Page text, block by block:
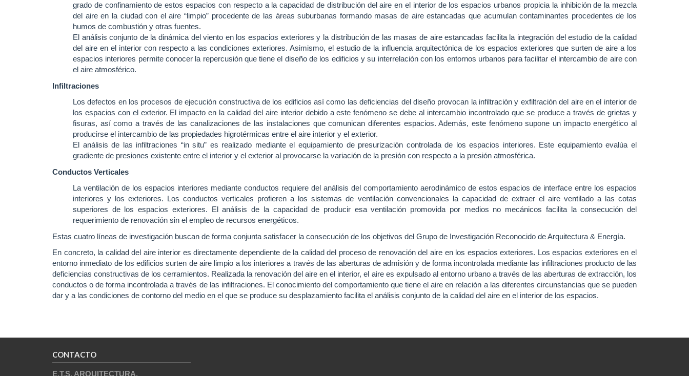
grado de confinamiento de estos espacios con respecto a la capacidad de distribución del aire en el interior de los espacios urbanos propicia la inhibición de la mezcla
del aire en la ciudad con el aire “limpio” procedente de las áreas suburbanas formando masas de aire estancadas que acumulan contaminantes procedentes de los
humos de combustión y otras fuentes.
El análisis conjunto de la dinámica del viento en los espacios exteriores y la distribución de las masas de aire estancadas facilita la integración del estudio de la calidad
del aire en el interior con respecto a las condiciones exteriores. Asimismo, el estudio de la influencia arquitectónica de los espacios exteriores que surten de aire a los
espacios interiores permite conocer la repercusión que tiene el diseño de los edificios y su interrelación con los entornos urbanos para facilitar el intercambio de aire con
el aire atmosférico.
Infiltraciones
Los defectos en los procesos de ejecución constructiva de los edificios así como las deficiencias del diseño provocan la infiltración y exfiltración del aire en el interior de
los espacios con el exterior. El impacto en la calidad del aire interior debido a este fenómeno se debe al intercambio incontrolado que se produce a través de grietas y
fisuras, así como a través de las canalizaciones de las instalaciones que comunican diferentes espacios. Además, este fenómeno supone un impacto energético al
producirse el intercambio de las propiedades higrotérmicas entre el aire interior y el exterior.
El análisis de las infiltraciones “in situ” es realizado mediante el equipamiento de presurización controlada de los espacios interiores. Este equipamiento evalúa el
gradiente de presiones existente entre el interior y el exterior al provocarse la variación de la presión con respecto a la presión atmosférica.
Conductos Verticales
La ventilación de los espacios interiores mediante conductos requiere del análisis del comportamiento aerodinámico de estos espacios de interface entre los espacios
interiores y los exteriores. Los conductos verticales profieren a los sistemas de ventilación convencionales la capacidad de extraer el aire ventilado a las cotas
superiores de los espacios exteriores. El análisis de la capacidad de producir esa ventilación promovida por medios no mecánicos facilita la consecución del
requerimiento de renovación sin el empleo de recursos energéticos.
Estas cuatro líneas de investigación buscan de forma conjunta satisfacer la consecución de los objetivos del Grupo de Investigación Reconocido de Arquitectura & Energía.
En concreto, la calidad del aire interior es directamente dependiente de la calidad del proceso de renovación del aire en los espacios exteriores. Los espacios exteriores en el
entorno inmediato de los edificios surten de aire limpio a los interiores a través de las aberturas de admisión y de forma incontrolada mediante las infiltraciones producto de las
deficiencias constructivas de los cerramientos. Realizada la renovación del aire en el interior, el aire es expulsado al entorno urbano a través de las aberturas de extracción, los
conductos o de forma incontrolada a través de las infiltraciones. El conocimiento del comportamiento que tiene el aire en relación a las diferentes circunstancias que se pueden
dar y a las condiciones de contorno del medio en el que se produce su desplazamiento facilita el análisis conjunto de la calidad del aire en el interior de los espacios.
CONTACTO
E.T.S. ARQUITECTURA.